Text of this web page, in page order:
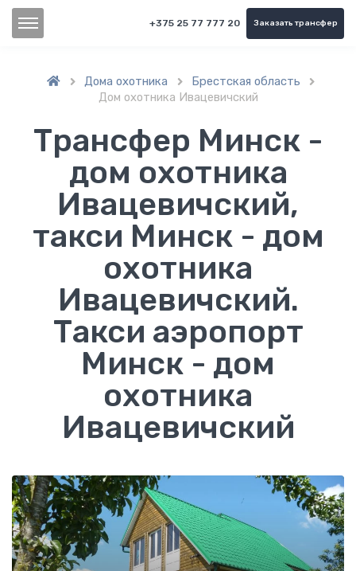
+375 25 77 777 20 Заказать трансфер
 Дома охотника  Брестская область 
Дом охотника Ивацевичский
Трансфер Минск -
дом охотника
Ивацевичский,
такси Минск - дом
охотника
Ивацевичский.
Такси аэропорт
Минск - дом
охотника
Ивацевичский